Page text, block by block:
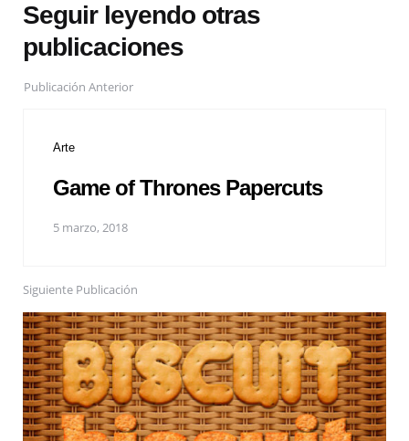
Seguir leyendo otras
publicaciones
Publicación Anterior
Arte
Game of Thrones Papercuts
5 marzo, 2018
Siguiente Publicación